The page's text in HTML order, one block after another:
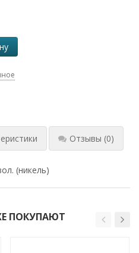
Отзывы (0)
(никель)
ПОКУПАЮТ